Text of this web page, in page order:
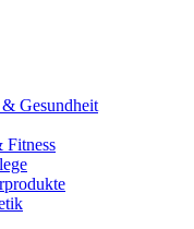
Gesundheit
Fitness